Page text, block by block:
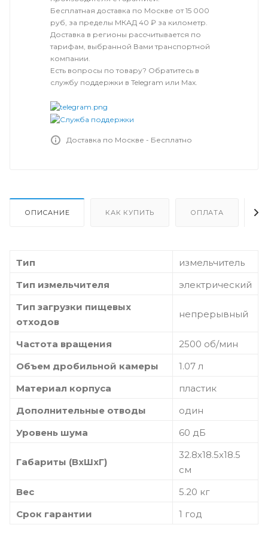
Бесплатная доставка по Москве от 15 000
руб, за пределы МКАД 40 ₽ за километр.
Доставка в регионы рассчитывается по
тарифам, выбранной Вами транспортной
компании.
Есть вопросы по товару? Обратитесь в
службу поддержки в Telegram или Max.
Доставка по Москве - Бесплатно
ОПИСАНИЕ КАК КУПИТЬ ОПЛАТА
Тип
измельчитель
Тип измельчителя
электрический
Тип загрузки пищевых
отходов
непрерывный
Частота вращения
2500 об/мин
Объем дробильной камеры
1.07 л
Материал корпуса
пластик
Дополнительные отводы
один
Уровень шума
60 дБ
Габариты (ВхШхГ)
32.8х18.5х18.5
см
Вес
5.20 кг
Срок гарантии
1 год